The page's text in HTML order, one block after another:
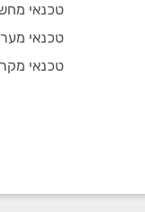
טכנאי
טכנאי
טכנאי